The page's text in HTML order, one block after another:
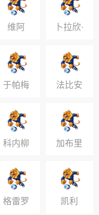
维阿 卜拉欣·
迪亚斯
于帕梅
卡诺
法比安
科内柳
斯
加布里
埃尔
格雷罗 凯利